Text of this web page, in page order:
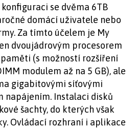
se dvěma 6TB
domácí uživatele nebo
Za tímto účelem je My
dvoujádrovým procesorem
(s možností rozšíření
modulem až na 5 GB), ale
gigabitovými síťovými
napájením. Instalaci disků
šachty, do kterých však
Ovládací rozhraní i aplikace